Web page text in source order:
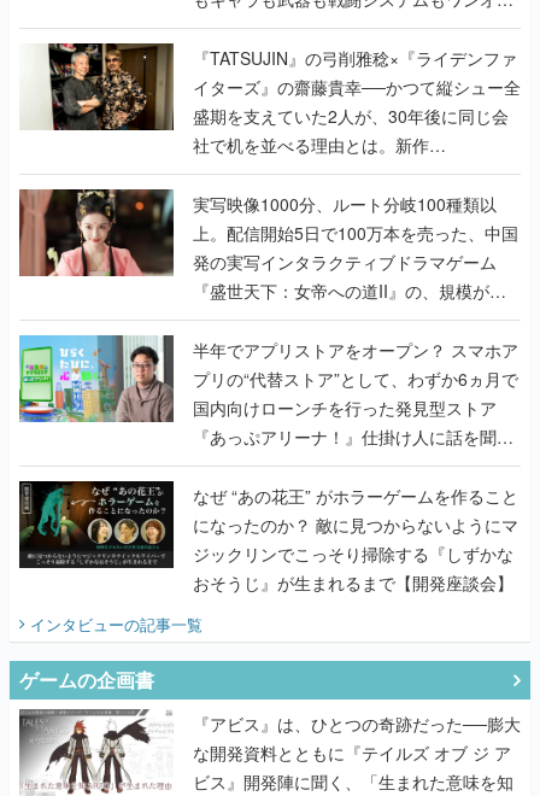
で作り込まれた理由を両ディレクターに聞
く
『TATSUJIN』の弓削雅稔×『ライデンファ
イターズ』の齋藤貴幸──かつて縦シュー全
盛期を支えていた2人が、30年後に同じ会
社で机を並べる理由とは。新作
『TATSUJIN EXTREME』で初タッグを組
んだレジェンド2人に訊く開発秘話
実写映像1000分、ルート分岐100種類以
上。配信開始5日で100万本を売った、中国
発の実写インタラクティブドラマゲーム
『盛世天下：女帝への道II』の、規模が違
うこだわりをプロデューサーに聞いた
半年でアプリストアをオープン？ スマホア
プリの“代替ストア”として、わずか6ヵ月で
国内向けローンチを行った発見型ストア
『あっぷアリーナ！』仕掛け人に話を聞い
てみた
なぜ “あの花王” がホラーゲームを作ること
になったのか？ 敵に見つからないようにマ
ジックリンでこっそり掃除する『しずかな
おそうじ』が生まれるまで【開発座談会】
インタビューの記事一覧
ゲームの企画書
『アビス』は、ひとつの奇跡だった──膨大
な開発資料とともに『テイルズ オブ ジ ア
ビス』開発陣に聞く、「生まれた意味を知